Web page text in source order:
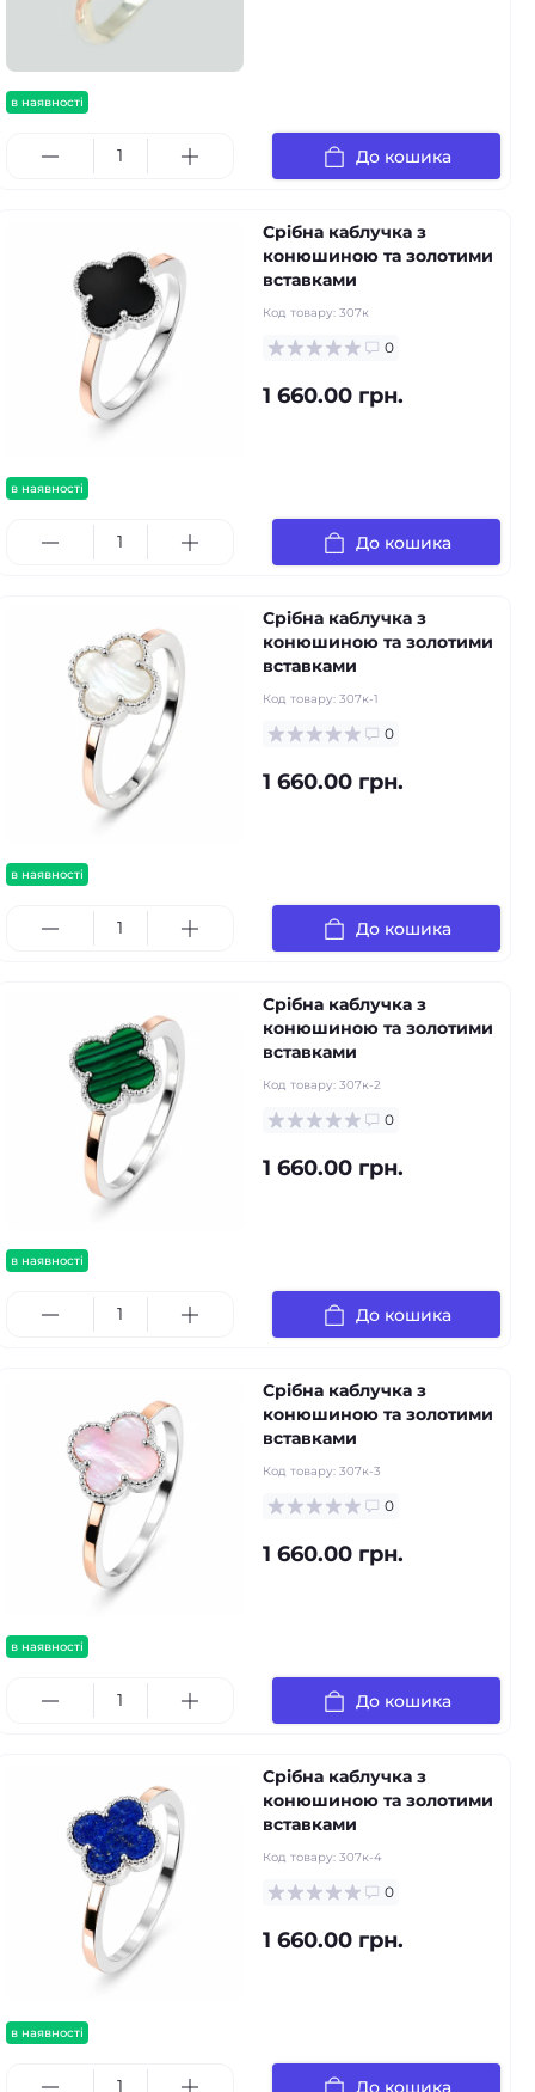
в наявності
До кошика
в наявності
Срібна каблучка з
конюшиною та золотими
вставками
Код товару: 307к
0
1 660.00 грн.
До кошика
в наявності
Срібна каблучка з
конюшиною та золотими
вставками
Код товару: 307к-1
0
1 660.00 грн.
До кошика
в наявності
Срібна каблучка з
конюшиною та золотими
вставками
Код товару: 307к-2
0
1 660.00 грн.
До кошика
в наявності
Срібна каблучка з
конюшиною та золотими
вставками
Код товару: 307к-3
0
1 660.00 грн.
До кошика
в наявності
Срібна каблучка з
конюшиною та золотими
вставками
Код товару: 307к-4
0
1 660.00 грн.
До кошика